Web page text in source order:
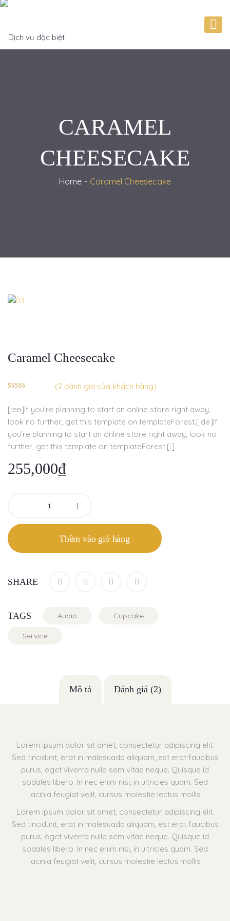
CARAMEL
CHEESECAKE
Home Caramel Cheesecake
Caramel Cheesecake
đánh giá
(2đánh giá của khách hàng)
[:en]If you’re planning to start an online store right away,
look no further, get this template on templateForest.[:de]If
you're planning to start an online store right away, look no
further, get this template on templateForest.[:]
255,000₫
Thêm vào giỏ hàng
SHARE
TAGS Audio Cupcake
Service
Mô tả Đánh giá (2)
Lorem ipsum dolor sit amet, consectetur adipiscing elit.
Sed tincidunt, erat in malesuada aliquam, est erat faucibus
purus, eget viverra nulla sem vitae neque. Quisque id
sodales libero. In nec enim nisi, in ultricies quam. Sed
lacinia feugiat velit, cursus molestie lectus mollis
Lorem ipsum dolor sit amet, consectetur adipiscing elit.
Sed tincidunt, erat in malesuada aliquam, est erat faucibus
purus, eget viverra nulla sem vitae neque. Quisque id
sodales libero. In nec enim nisi, in ultricies quam. Sed
lacinia feugiat velit, cursus molestie lectus mollis